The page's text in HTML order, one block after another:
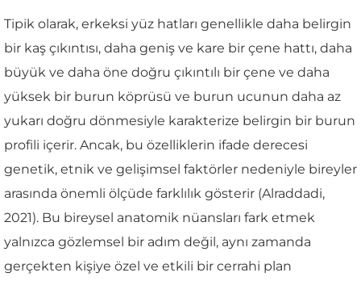
Tipik olarak, erkeksi yüz hatları genellikle daha belirgin
bir kaş çıkıntısı, daha geniş ve kare bir çene hattı, daha
büyük ve daha öne doğru çıkıntılı bir çene ve daha
yüksek bir burun köprüsü ve burun ucunun daha az
yukarı doğru dönmesiyle karakterize belirgin bir burun
profili içerir. Ancak, bu özelliklerin ifade derecesi
genetik, etnik ve gelişimsel faktörler nedeniyle bireyler
arasında önemli ölçüde farklılık gösterir (Alraddadi,
2021). Bu bireysel anatomik nüansları fark etmek
yalnızca gözlemsel bir adım değil, aynı zamanda
gerçekten kişiye özel ve etkili bir cerrahi plan